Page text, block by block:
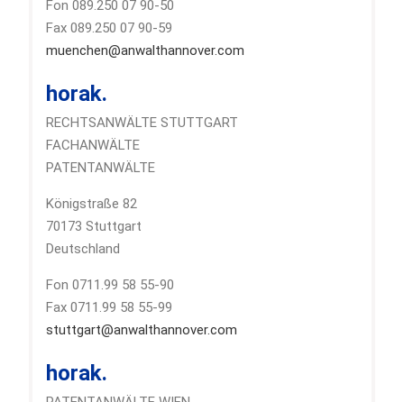
Fon 089.250 07 90-50
Fax 089.250 07 90-59
muenchen@anwalthannover.com
horak.
RECHTSANWÄLTE STUTTGART
FACHANWÄLTE
PATENTANWÄLTE
Königstraße 82
70173 Stuttgart
Deutschland
Fon 0711.99 58 55-90
Fax 0711.99 58 55-99
stuttgart@anwalthannover.com
horak.